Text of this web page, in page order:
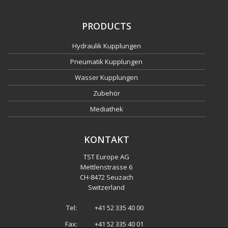
PRODUCTS
Hydraulik Kupplungen
Pneumatik Kupplungen
Wasser Kupplungen
Zubehör
Mediathek
KONTAKT
TST Europe AG
Mettlenstrasse 6
CH-8472 Seuzach
Switzerland
Tel:
+41 52 335 40 00
Fax:
+41 52 335 40 01